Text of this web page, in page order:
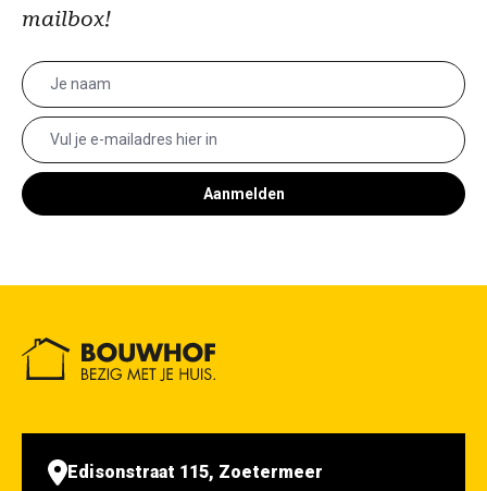
mailbox!
Aanmelden
Edisonstraat 115, Zoetermeer